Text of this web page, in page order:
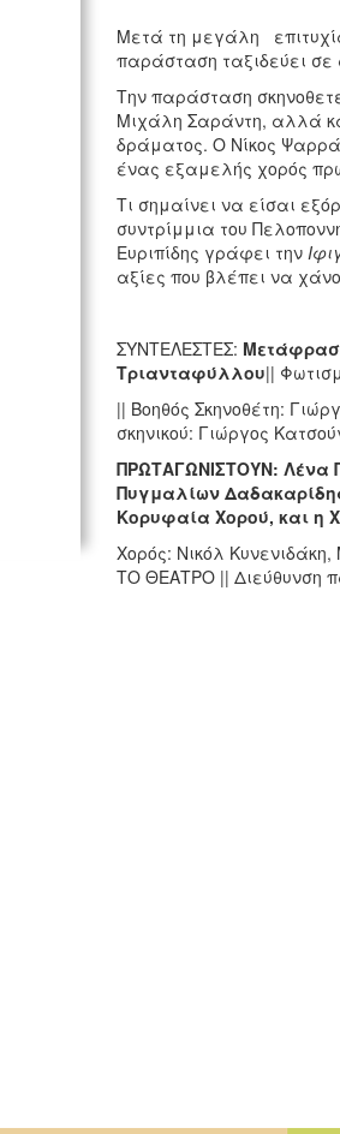
Μετά τη μεγάλη
παράσταση ταξιδεύει
Την παράσταση
Μιχάλη Σαράντη, αλλά
δράματος. Ο Νίκος
ένας εξαμελής χορός
Τι σημαίνει να είσαι
συντρίμμια του
Ευριπίδης γράφει την
αξίες που βλέπει να
ΣΥΝΤΕΛΕΣΤΕΣ:
Τριανταφύλλου||
|| Βοηθός Σκηνοθέτη:
σκηνικού: Γιώργος
ΠΡΩΤΑΓΩΝΙΣΤΟΥΝ: Λένα
Πυγμαλίων
Κορυφαία Χορού, και η
Χορός: Νικόλ
ΤΟ ΘΕΑΤΡΟ || Διεύθυνση